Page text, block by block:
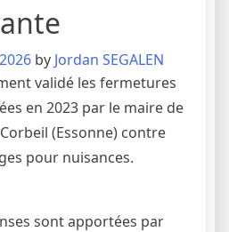
by Jordan SEGALEN
validé les fermetures
en 2023 par le maire de
(Essonne) contre
pour nuisances.
sont apportées par